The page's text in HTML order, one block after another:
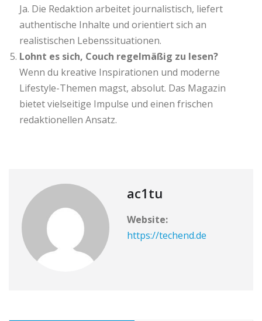
Ja. Die Redaktion arbeitet journalistisch, liefert
authentische Inhalte und orientiert sich an
realistischen Lebenssituationen.
Lohnt es sich, Couch regelmäßig zu lesen?
Wenn du kreative Inspirationen und moderne
Lifestyle-Themen magst, absolut. Das Magazin
bietet vielseitige Impulse und einen frischen
redaktionellen Ansatz.
ac1tu
Website:
https://techend.de